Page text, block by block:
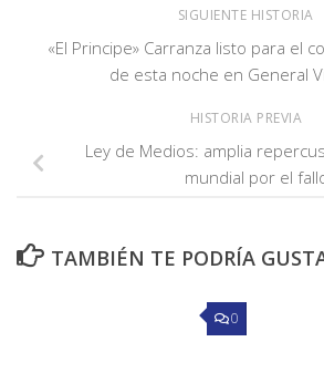
SIGUIENTE HISTORIA
«El Principe» Carranza listo para el
de esta noche en General
HISTORIA PREVIA
Ley de Medios: amplia
mundial por el
TAMBIÉN TE PODRÍA
0